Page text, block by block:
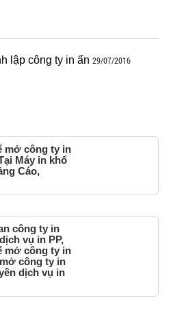
lập công ty in ấn 29/07/2016
mở công ty in
Máy in khổ
Cáo,
công ty in
vụ in PP,
mở công ty in
công ty in
dịch vụ in